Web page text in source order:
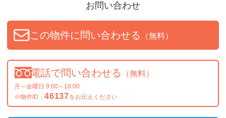
お問い合わせ
この物件に問い合わせる （無料）
電話で問い合わせる （無料）
月～金曜日 9:00～18:00
※物件ID： 46137をお伝えください